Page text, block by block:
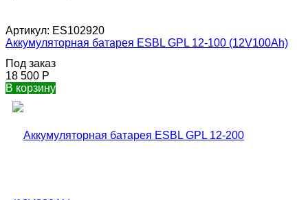
Артикул: ES102920
Аккумуляторная батарея ESBL GPL 12-100 (12V100Ah)
Под заказ
18 500 Р
В корзину